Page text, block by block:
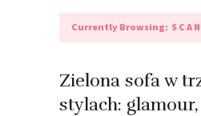
Currently Browsing:
Zielona sofa w
stylach: